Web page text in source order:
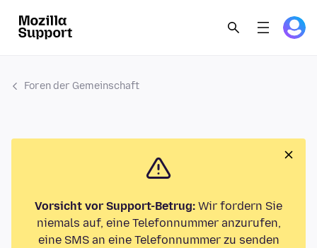
Foren der Gemeinschaft
Vorsicht vor Support-Betrug: Wir fordern Sie
niemals auf, eine Telefonnummer anzurufen,
eine SMS an eine Telefonnummer zu senden